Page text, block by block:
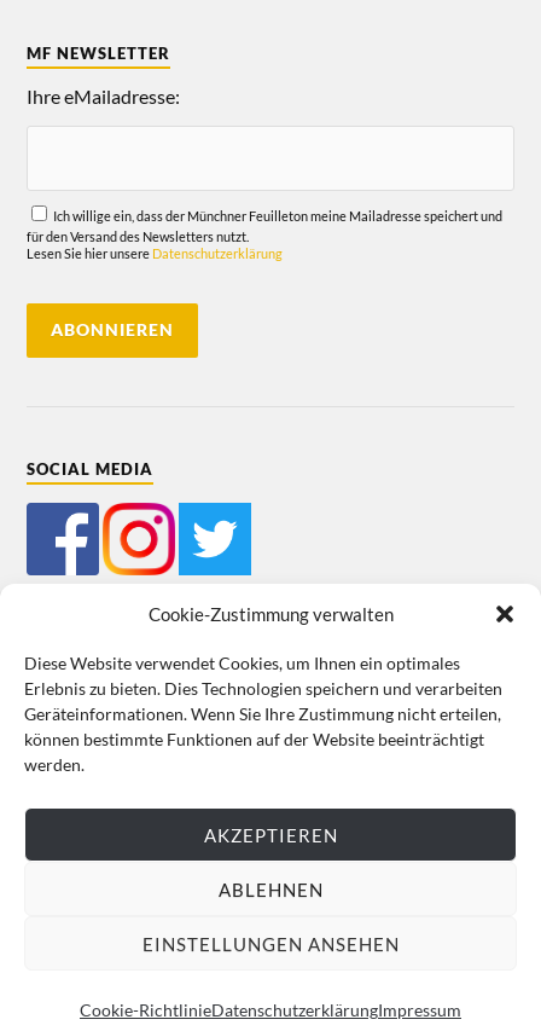
Cookie-Zustimmung verwalten
Diese Website verwendet Cookies, um Ihnen ein optimales
Erlebnis zu bieten. Dies Technologien speichern und verarbeiten
Geräteinformationen. Wenn Sie Ihre Zustimmung nicht erteilen,
können bestimmte Funktionen auf der Website beeinträchtigt
werden.
AKZEPTIEREN
ABLEHNEN
EINSTELLUNGEN ANSEHEN
Cookie-RichtlinieDatenschutzerklärungImpressum
MF NEWSLETTER
Ihre eMailadresse:
Ich willige ein, dass der Münchner Feuilleton meine Mailadresse speichert und
für den Versand des Newsletters nutzt.
Lesen Sie hier unsere Datenschutzerklärung
SOCIAL MEDIA
Impressum Datenschutz Cookie-Richtlinie (EU) AGB